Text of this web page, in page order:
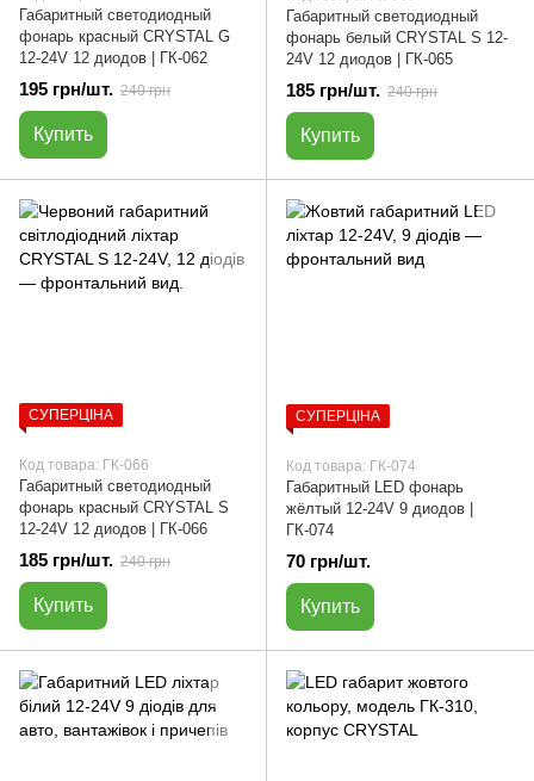
Габаритный светодиодный
фонарь красный CRYSTAL G
12-24V 12 диодов | ГК-062
195 грн/шт. 240 грн
Купить
Габаритный светодиодный
фонарь белый CRYSTAL S 12-
24V 12 диодов | ГК-065
185 грн/шт. 240 грн
Купить
СУПЕРЦІНА
Код товара: ГК-066
Габаритный светодиодный
фонарь красный CRYSTAL S
12-24V 12 диодов | ГК-066
185 грн/шт. 240 грн
Купить
СУПЕРЦІНА
Код товара: ГК-074
Габаритный LED фонарь
жёлтый 12-24V 9 диодов |
ГК-074
70 грн/шт.
Купить